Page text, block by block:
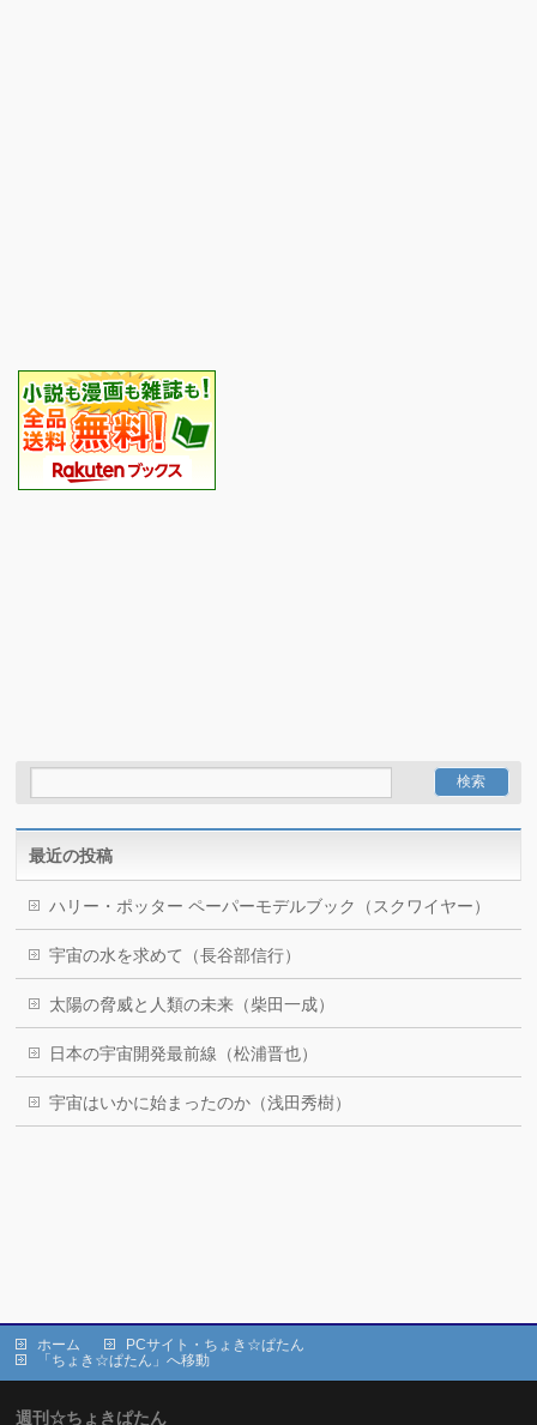
最近の投稿
ハリー・ポッター ペーパーモデルブック（スクワイヤー）
宇宙の水を求めて（長谷部信行）
太陽の脅威と人類の未来（柴田一成）
日本の宇宙開発最前線（松浦晋也）
宇宙はいかに始まったのか（浅田秀樹）
ホーム
PCサイト・ちょき☆ぱたん
「ちょき☆ぱたん」へ移動
週刊☆ちょきぱたん